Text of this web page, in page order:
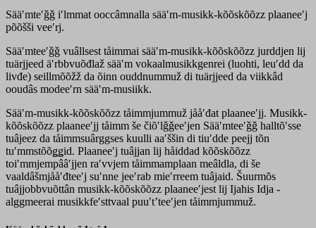
Sääʹmteʹǧǧ iʹlmmat ooccâmnalla sääʹm-musikk-kõõskõõzz plaaneeʹj
põõšši veeʹrj.
Sääʹmteeʹǧǧ vuâllsest tåimmai sääʹm-musikk-kõõskõõzz jurddjen lij
tuärjjeed äʹrbbvuõđlaž sääʹm vokaalmusikkgenrei (luohti, leuʹdd da
livđe) seillmõõžž da õinn ouddnummuž di tuärjjeed da viikkâd
ooudâs modeeʹrn sääʹm-musiikk.
Sääʹm-musikk-kõõskõõzz tåimmjummuž jååʹđat plaaneeʹjj. Musikk-
kõõskõõzz plaaneeʹjj tåimm še čiõʹlǧǧeeʹjen Sääʹmteeʹǧǧ halltõʹsse
tuâjeez da tåimmsuârggses kuulli aaʹššin di tiuʹdde peejj tõn
tuʹmmstõõǥǥid. Plaaneeʹj tuâjjan lij håiddad kõõskõõzz
toiʹmmjempââʹjjen raʹvvjem tåimmamplaan meâldla, di še
vaaldâšmjååʹđteeʹj suʹnne jeeʹrab mieʹrreem tuâjaid. Šuurmõs
tuâjjobbvuõttân musikk-kõõskõõzz plaaneeʹjest lij Ijahis Idja -
alggmeerai musikkfeʹsttvaal puuʹtʼteeʹjen tåimmjummuž.